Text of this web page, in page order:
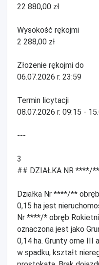
22 880,00 zł
Wysokość rękojmi
2 288,00 zł
Złożenie rękojmi do
06.07.2026 r. 23:59
Termin licytacji
08.07.2026 r. 09:15 -
---
3
## DZIAŁKA NR ****/**
Działka Nr ****/**
0,15 ha jest
Nr ****/* obręb
oznaczona jest jako
0,14 ha. Grunty orne III
w spadku, kształt